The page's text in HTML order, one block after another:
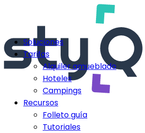
Soluciones
Tarifas
Alquiler amueblado
Hoteles
Campings
Recursos
Folleto guía
Tutoriales